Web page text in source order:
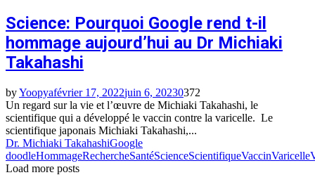
Science: Pourquoi Google rend t-il
hommage aujourd’hui au Dr Michiaki
Takahashi
byYoopyafévrier 17, 2022juin 6, 20230372
Un regard sur la vie et l’œuvre de Michiaki Takahashi, le
scientifique qui a développé le vaccin contre la varicelle. Le
scientifique japonais Michiaki Takahashi,...
Dr. Michiaki TakahashiGoogle
doodleHommageRechercheSantéScienceScientifiqueVaccinVaricelle
Load more posts